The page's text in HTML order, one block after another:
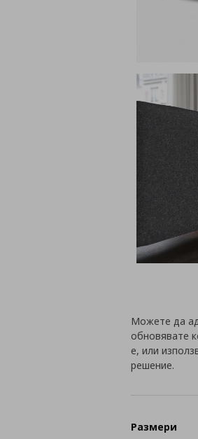
Можете да
обновявате
е, или
решение.
Размери